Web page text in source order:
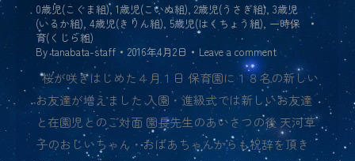
0歳児(こぐま組), 1歳児(こいぬ組), 2歳児(うさぎ組), 3歳児
(いるか組), 4歳児(きりん組), 5歳児(はくちょう組), 一時保
育(くじら組)
Bytanabata-staff 2016年4月2日 Leave a comment
桜が咲きはじめた４月１日 保育園に１８名の新しい
お友達が増えました 入園・進級式では新しいお友達
と在園児とのご対面 園長先生のあいさつの後 天河草
子のおじいちゃん・おばあちゃんからも祝辞を頂き